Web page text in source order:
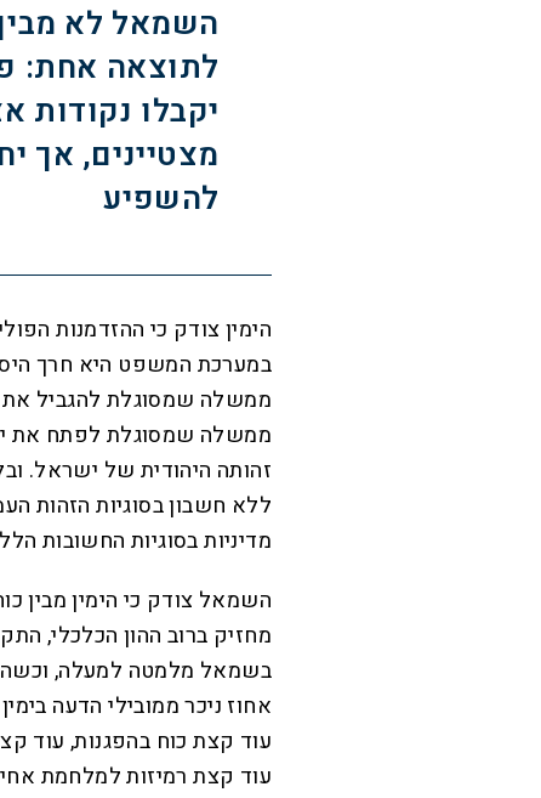
השמאל לא
לתוצאה אחת:
יקבלו נקודות
מצטיינים, אך
להשפיע
הימין צודק כי ההזדמנות
במערכת המשפט היא חרך
ממשלה שמסוגלת להגביל
ממשלה שמסוגלת לפתח את
זהותה היהודית של ישראל.
ללא חשבון בסוגיות הזהות
מדיניות בסוגיות החשובות
השמאל צודק כי הימין מבין
מחזיק ברוב ההון הכלכלי,
בשמאל מלמטה למעלה,
אחוז ניכר ממובילי הדעה
עוד קצת כוח בהפגנות, עוד
עוד קצת רמיזות למלחמת